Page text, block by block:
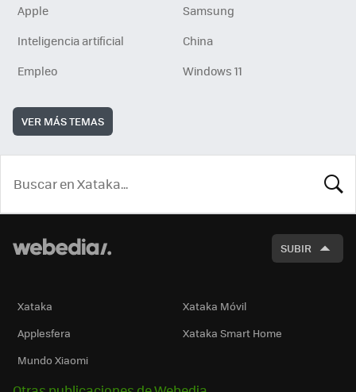
Apple
Samsung
Inteligencia artificial
China
Empleo
Windows 11
VER MÁS TEMAS
SUBIR
Xataka
Xataka Móvil
Applesfera
Xataka Smart Home
Mundo Xiaomi